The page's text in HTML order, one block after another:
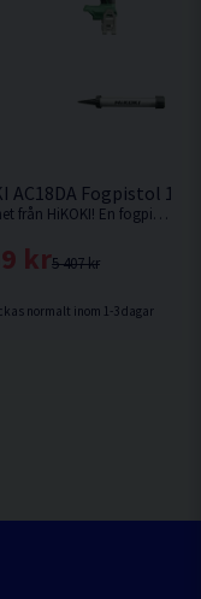
AC18DA Fogpistol 18V
18V. Nyhet från HiKOKI! En fogpistol med verktygslöst byte av tillbehör och autoreverserande droppspärrfunktion. Levereras utan batteri och laddare.
5 407 kr
kr
normalt inom 1-3 dagar